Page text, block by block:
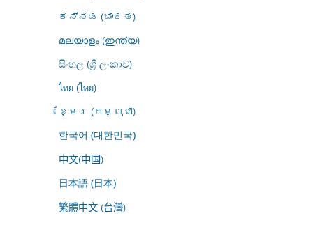
ಕನ್ನಡ (ಭಾರತ)
മലയാളം (ഇന്ത്യ)
සිංහල (ශ්‍රී ලංකාව)
ไทย (ไทย)
ខ្មែរ (កម្ពុជា)
한국어 (대한민국)
中文(中国)
日本語 (日本)
繁體中文 (台灣)